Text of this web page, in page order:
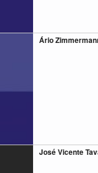
Ário
José Vicente